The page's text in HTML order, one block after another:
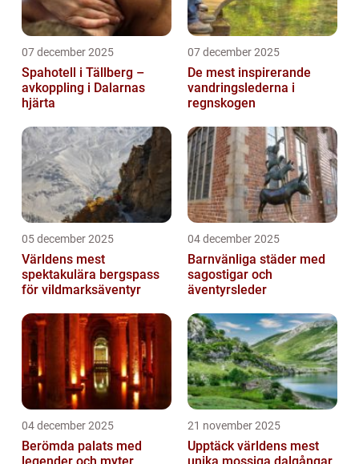
07 december 2025
Spahotell i Tällberg –
avkoppling i Dalarnas
hjärta
07 december 2025
De mest inspirerande
vandringslederna i
regnskogen
05 december 2025
Världens mest
spektakulära bergspass
för vildmarksäventyr
04 december 2025
Barnvänliga städer med
sagostigar och
äventyrsleder
04 december 2025
Berömda palats med
21 november 2025
Upptäck världens mest